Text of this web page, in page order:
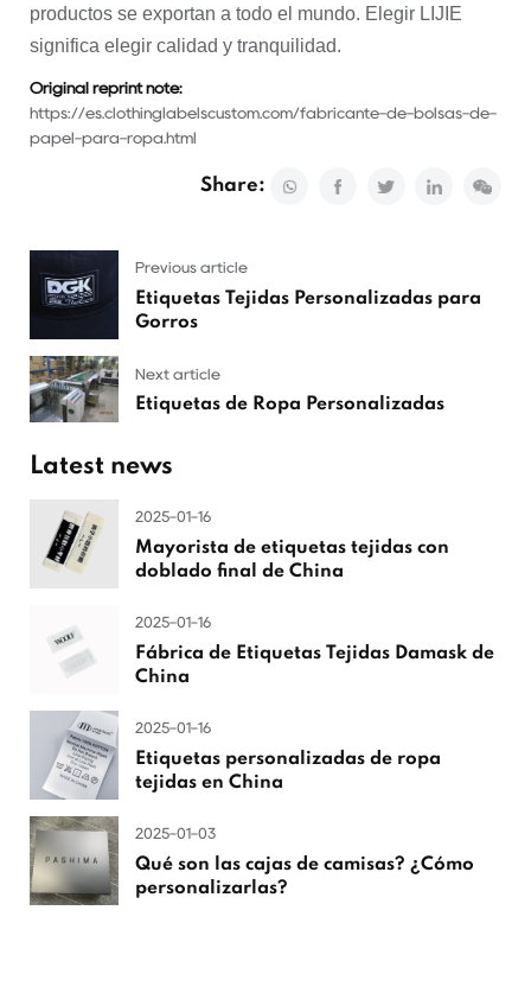
productos se exportan a todo el mundo. Elegir LIJIE
significa elegir calidad y tranquilidad.
Original reprint note:
https://es.clothinglabelscustom.com/fabricante-de-bolsas-de-
papel-para-ropa.html
Share:
Previous article
Etiquetas Tejidas Personalizadas para
Gorros
Next article
Etiquetas de Ropa Personalizadas
Latest news
2025-01-16
Mayorista de etiquetas tejidas con
doblado final de China
2025-01-16
Fábrica de Etiquetas Tejidas Damask de
China
2025-01-16
Etiquetas personalizadas de ropa
tejidas en China
2025-01-03
Qué son las cajas de camisas? ¿Cómo
personalizarlas?